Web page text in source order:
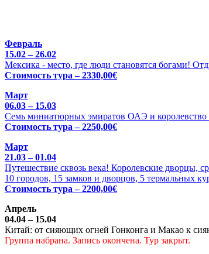
Февраль
15.02 – 26.02
Мексика - место, где люди становятся богами!
Стоимость тура – 2330,00€
Март
06.03 – 15.03
Семь миниатюрных эмиратов ОАЭ и
Стоимость тура – 2250,00€
Март
21.03 – 01.04
Путешествие сквозь века! Королевские дворцы,
10 городов, 15 замков и дворцов, 5 термальных
Стоимость тура – 2200,00€
Апрель
04.04 – 15.04
Китай: от сияющих огней Гонконга и Макао к
Группа набрана. Запись окончена. Тур закрыт.